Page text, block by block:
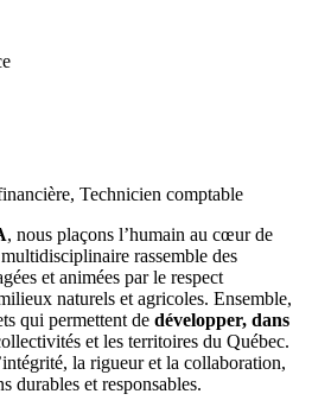
Technicien comptable
, nous plaçons l’humain au cœur de
rassemble des
et animées par le respect
naturels et agricoles. Ensemble,
qui permettent de développer, dans
et les territoires du Québec.
la rigueur et la collaboration,
durables et responsables.